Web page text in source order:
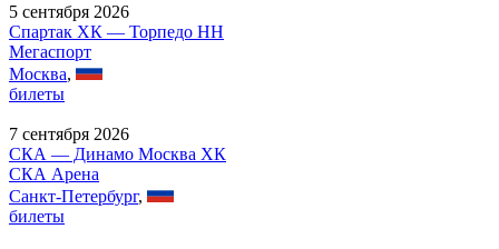
5 сентября 2026
Спартак ХК — Торпедо НН
Мегаспорт
Москва,
билеты
7 сентября 2026
СКА — Динамо Москва ХК
СКА Арена
Санкт-Петербург,
билеты